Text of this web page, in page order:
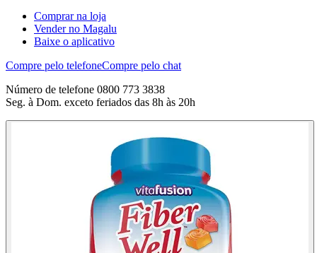
Comprar na loja
Vender no Magalu
Baixe o aplicativo
Compre pelo telefoneCompre pelo chat
Número de telefone 0800 773 3838
Seg. à Dom. exceto feriados das 8h às 20h